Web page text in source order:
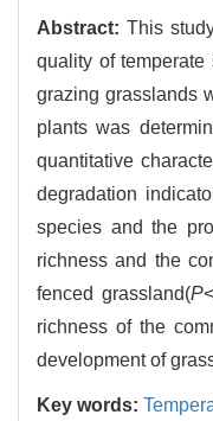
Abstract:This
quality of
grazing grasslands
plants was
quantitative
degradation
species and the
richness and the
fenced grassland(P
richness of the
development of
Key words: